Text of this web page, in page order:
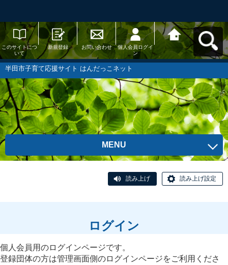
このサイトにつ
いて
新規登録 お問い合わせ
個人会員ログイ
ン
半田市子育て応
援サイト はんだ
っこネットへ戻
半田市子育て応援サイト はんだっこネット
MENU
読み上げ 読み上げ設定
ログイン
個人会員用のログインページです。
登録団体の方は管理画面側のログインページをご利用くださ